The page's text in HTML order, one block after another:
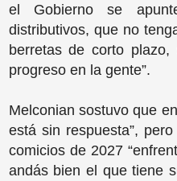
el Gobierno se
distributivos, que no
berretas de corto
progreso en la gente”.
Melconian sostuvo que
está sin respuesta”,
comicios de 2027
andás bien el que tiene